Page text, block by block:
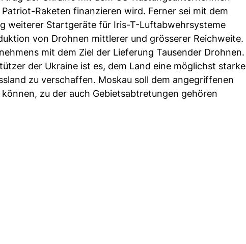
Raketen finanzieren wird. Ferner sei mit dem
weiterer Startgeräte für Iris-T-Luftabwehrsysteme
von Drohnen mittlerer und grösserer Reichweite.
mit dem Ziel der Lieferung Tausender Drohnen.
der Ukraine ist es, dem Land eine möglichst starke
zu verschaffen. Moskau soll dem angegriffenen
zu der auch Gebietsabtretungen gehören